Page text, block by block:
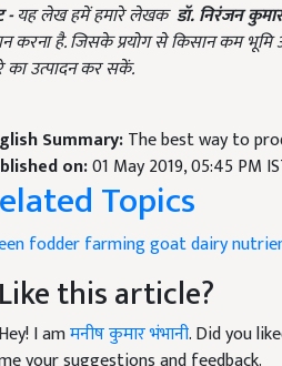
-यह लेख हमें हमारे लेखकडॉ. निरंजन
करना है. जिसके प्रयोग से किसान कम
का उत्पादन कर सकें.
Summary:The best way to
on:01 May 2019, 05:45 PM
Topics
fodderfarminggoat dairy
Like this article?
Hey! I amमनीष कुमार भंभानी. Did you